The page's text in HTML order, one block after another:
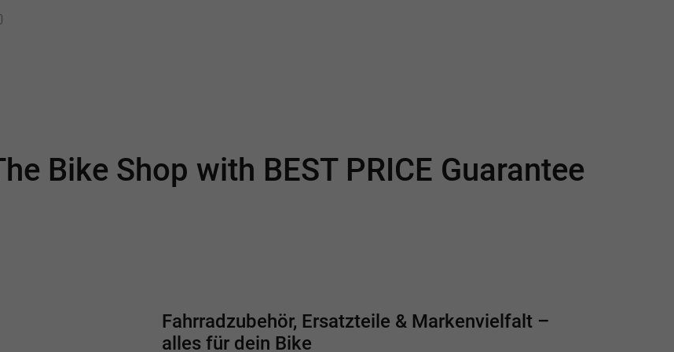
Ich habe die
Bike Shop with BEST PRICE Guarantee
Fahrradzubehör, Ersatzteile & Markenvielfalt –
alles für dein Bike